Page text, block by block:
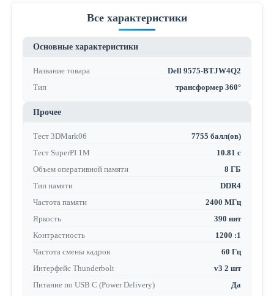
Все характеристики
Основные характеристики
Название товара
Dell 9575-BTJW4Q2
Тип
трансформер 360°
Прочее
Тест 3DMark06
7755 балл(ов)
Тест SuperPI 1M
10.81 с
Объем оперативной памяти
8 ГБ
Тип памяти
DDR4
Частота памяти
2400 МГц
Яркость
390 нит
Контрастность
1200 :1
Частота смены кадров
60 Гц
Интерфейс Thunderbolt
v3 2 шт
Питание по USB C (Power Delivery)
Да